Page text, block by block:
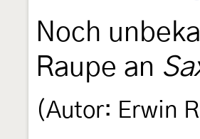
Noch
Raupe an
(Autor: Erwin